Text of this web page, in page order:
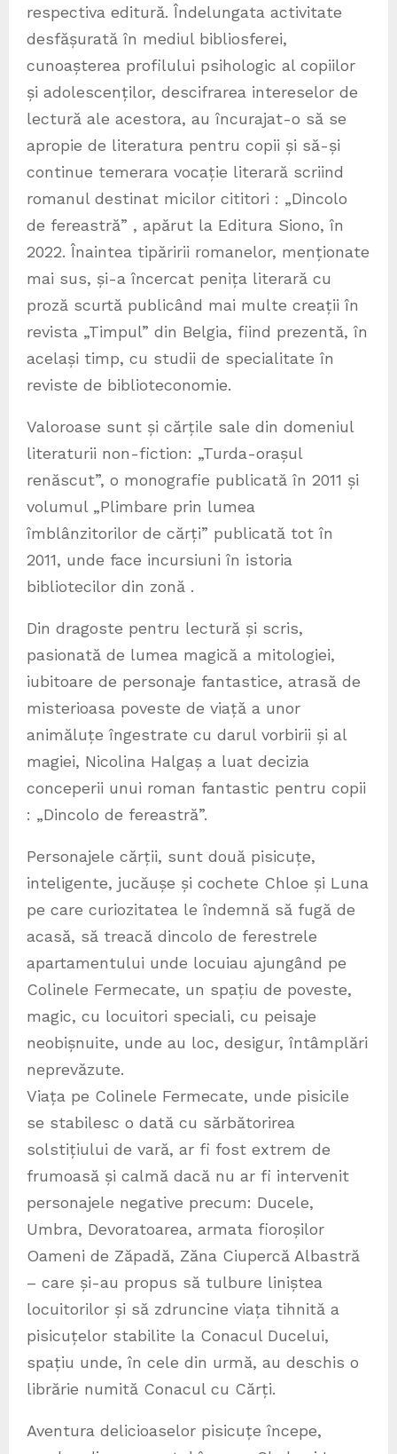
respectiva editură. Îndelungata activitate
desfășurată în mediul bibliosferei,
cunoașterea profilului psihologic al copiilor
și adolescenților, descifrarea intereselor de
lectură ale acestora, au încurajat-o să se
apropie de literatura pentru copii și să-și
continue temerara vocație literară scriind
romanul destinat micilor cititori : „Dincolo
de fereastră” , apărut la Editura Siono, în
2022. Înaintea tipăririi romanelor, menționate
mai sus, și-a încercat penița literară cu
proză scurtă publicând mai multe creații în
revista „Timpul” din Belgia, fiind prezentă, în
același timp, cu studii de specialitate în
reviste de biblioteconomie.
Valoroase sunt și cărțile sale din domeniul
literaturii non-fiction: „Turda-orașul
renăscut”, o monografie publicată în 2011 și
volumul „Plimbare prin lumea
îmblânzitorilor de cărți” publicată tot în
2011, unde face incursiuni în istoria
bibliotecilor din zonă .
Din dragoste pentru lectură și scris,
pasionată de lumea magică a mitologiei,
iubitoare de personaje fantastice, atrasă de
misterioasa poveste de viață a unor
animăluțe îngestrate cu darul vorbirii și al
magiei, Nicolina Halgaș a luat decizia
conceperii unui roman fantastic pentru copii
: „Dincolo de fereastră”.
Personajele cărții, sunt două pisicuțe,
inteligente, jucăușe și cochete Chloe și Luna
pe care curiozitatea le îndemnă să fugă de
acasă, să treacă dincolo de ferestrele
apartamentului unde locuiau ajungând pe
Colinele Fermecate, un spațiu de poveste,
magic, cu locuitori speciali, cu peisaje
neobișnuite, unde au loc, desigur, întâmplări
neprevăzute.
Viața pe Colinele Fermecate, unde pisicile
se stabilesc o dată cu sărbătorirea
solstițiului de vară, ar fi fost extrem de
frumoasă și calmă dacă nu ar fi intervenit
personajele negative precum: Ducele,
Umbra, Devoratoarea, armata fioroșilor
Oameni de Zăpadă, Zăna Ciupercă Albastră
– care și-au propus să tulbure liniștea
locuitorilor și să zdruncine viața tihnită a
pisicuțelor stabilite la Conacul Ducelui,
spațiu unde, în cele din urmă, au deschis o
librărie numită Conacul cu Cărți.
Aventura delicioaselor pisicuțe începe,